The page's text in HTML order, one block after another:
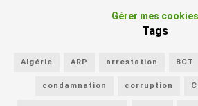
Gérer mes cookies
Tags
Algérie ARP arrestation BCT
condamnation corruption